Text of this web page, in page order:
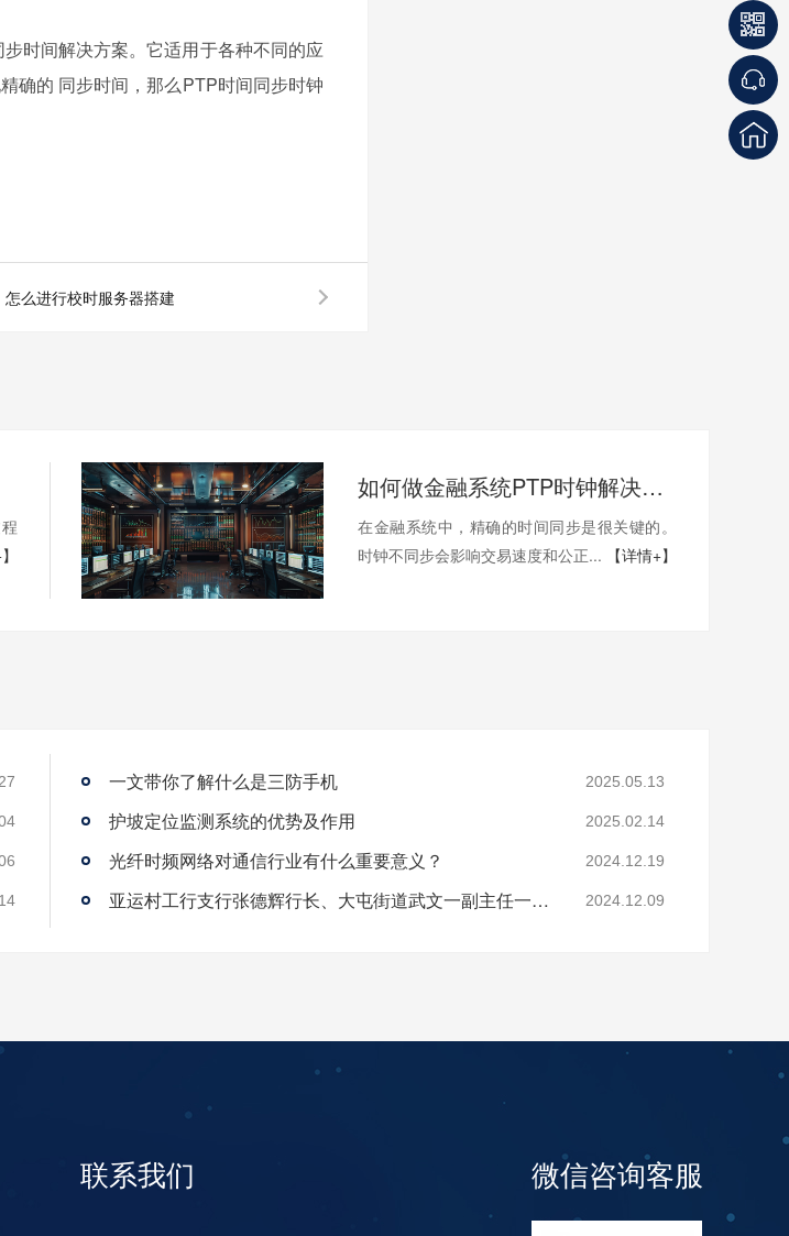
步时间解决方案。它适用于各种不同的应
确的 同步时间，那么PTP时间同步时钟
怎么进行校时服务器搭建
如何做金融系统PTP时钟解决方案
在金融系统中，精确的时间同步是很关键的。
时钟不同步会影响交易速度和公正...
【详情+】
一文带你了解什么是三防手机 2025.05.13
护坡定位监测系统的优势及作用 2025.02.14
光纤时频网络对通信行业有什么重要意义？ 2024.12.19
亚运村工行支行张德辉行长、大屯街道武文一副主任一行莅临酷鲨科技调研 2024.12.09
联系我们 微信咨询客服